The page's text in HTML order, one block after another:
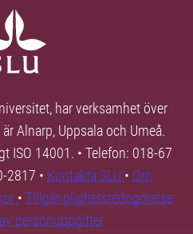
har verksamhet över
Alnarp, Uppsala och Umeå.
ISO 14001. • Telefon: 018-67
2817 • Kontakta SLU • Om
• Tillgänglighetsredogörelse
personuppgifter